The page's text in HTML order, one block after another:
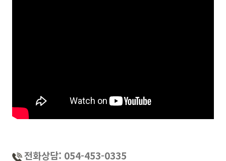
전화상담: 054-453-0335